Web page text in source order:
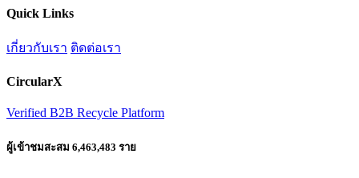
Quick Links
เกี่ยวกับเรา ติดต่อเรา
CircularX
Verified B2B Recycle Platform
ผู้เข้าชมสะสม 6,463,483 ราย